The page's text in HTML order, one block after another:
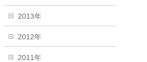
2013年
2012年
2011年